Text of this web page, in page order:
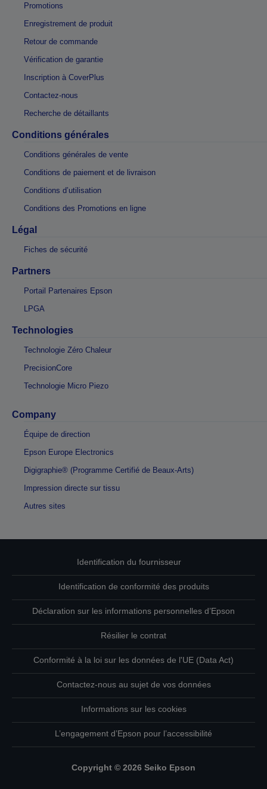
Promotions
Enregistrement de produit
Retour de commande
Vérification de garantie
Inscription à CoverPlus
Contactez-nous
Recherche de détaillants
Conditions générales
Conditions générales de vente
Conditions de paiement et de livraison
Conditions d’utilisation
Conditions des Promotions en ligne
Légal
Fiches de sécurité
Partners
Portail Partenaires Epson
LPGA
Technologies
Technologie Zéro Chaleur
PrecisionCore
Technologie Micro Piezo
Company
Équipe de direction
Epson Europe Electronics
Digigraphie® (Programme Certifié de Beaux-Arts)
Impression directe sur tissu
Autres sites
Identification du fournisseur
Identification de conformité des produits
Déclaration sur les informations personnelles d’Epson
Résilier le contrat
Conformité à la loi sur les données de l'UE (Data Act)
Contactez-nous au sujet de vos données
Informations sur les cookies
L’engagement d’Epson pour l’accessibilité
Copyright © 2026 Seiko Epson